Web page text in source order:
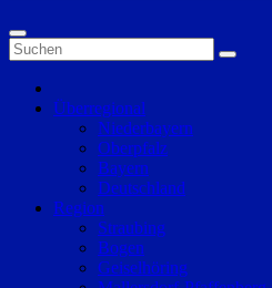
Überregional
Niederbayern
Oberpfalz
Bayern
Deutschland
Region
Straubing
Bogen
Geiselhöring